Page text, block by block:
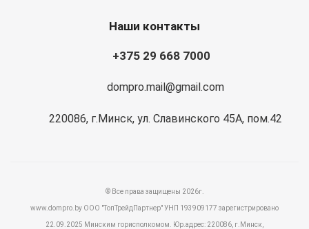
Наши контакты
+375 29 668 7000
dompro.mail@gmail.com
220086, г.Минск, ул. Славинского 45А, пом.42
© Все права защищены 2026г.
www.dompro.by ООО "ТопТрейдПартнер" УНП 193909177 зарегистрировано
22.09.2025 Минским горисполкомом. Юр.адрес: 220086, г.Минск,